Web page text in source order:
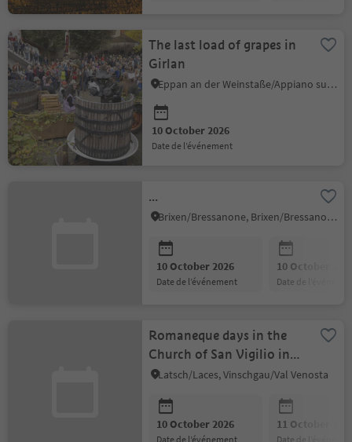
The last load of grapes in
Girlan
Eppan an der Weinstaße/Appiano sulla Strada del Vino, Alto Adige Wine Road
10 October 2026
date de l’événement
...
Brixen/Bressanone, Brixen/Bressanone and environs
10 October 2026
date de l’événement
10 October
date de
Romaneque days in the
Church of San Vigilio in
Morter
Latsch/Laces, Vinschgau/Val Venosta
10 October 2026
date de l’événement
11 October
date de